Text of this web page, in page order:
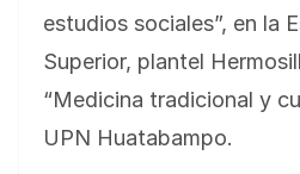
estudios sociales”, en la
Superior, plantel
“Medicina tradicional y
UPN Huatabampo.